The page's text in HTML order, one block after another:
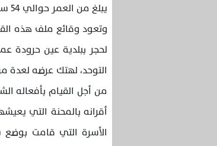
يبلغ من العمر حوالي 54 سنة السجن بتهمة هتك عرض قاصر.
من أجل القيام بأفعاله
أقرانه بالمحنة التي
الأسرة التي قامت بوضع